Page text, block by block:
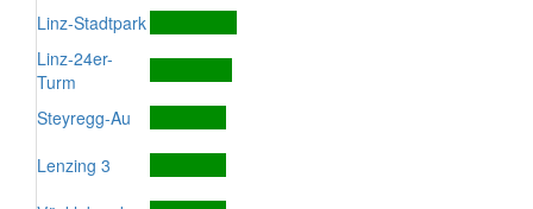
Linz-Stadtpark
Linz-24er-
Turm
Steyregg-Au
Lenzing 3